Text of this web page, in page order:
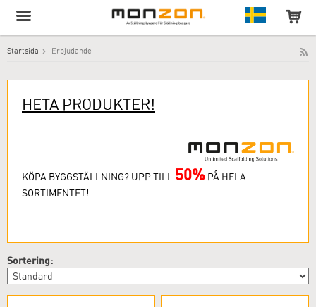
Startsida Erbjudande
HETA PRODUKTER!
KÖPA BYGGSTÄLLNING? UPP TILL 50% PÅ HELA
SORTIMENTET!
Sortering: